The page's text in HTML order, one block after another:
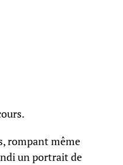
rompant même
un portrait de